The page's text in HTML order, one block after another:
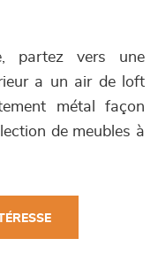
partez vers une
a un air de loft
métal façon
de meubles à